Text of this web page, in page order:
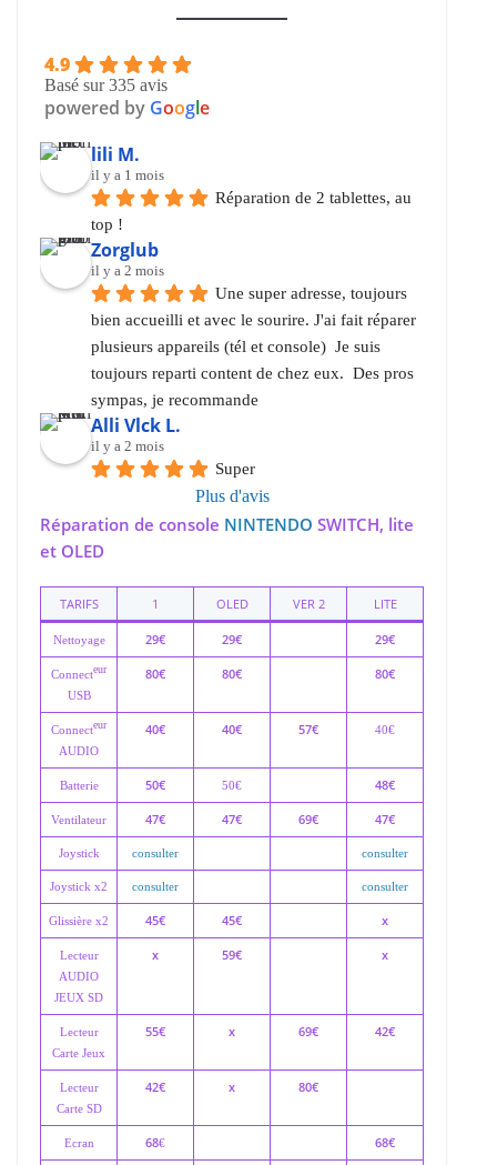
4.9
Basé sur 335 avis
powered by Google
lili M.
il y a 1 mois
Réparation de 2 tablettes, au
top !
Zorglub
il y a 2 mois
Une super adresse, toujours
bien accueilli et avec le sourire. J'ai fait réparer
plusieurs appareils (tél et console)  Je suis
toujours reparti content de chez eux.  Des pros
sympas, je recommande
Alli Vlck L.
il y a 2 mois
Super
Plus d'avis
Réparation de console NINTENDO SWITCH, lite
et OLED
TARIFS 1 OLED VER 2 LITE
Nettoyage 29€ 29€ 29€
Connecteur
USB
80€ 80€ 80€
Connecteur
AUDIO
40€ 40€ 57€ 40€
Batterie 50€ 50€ 48€
Ventilateur 47€ 47€ 69€ 47€
Joystick consulter consulter
Joystick x2 consulter consulter
Glissière x2 45€ 45€ x
Lecteur
AUDIO
JEUX SD
x 59€ x
Lecteur
Carte Jeux
55€ x 69€ 42€
Lecteur
Carte SD
42€ x 80€
Ecran 68€ 68€